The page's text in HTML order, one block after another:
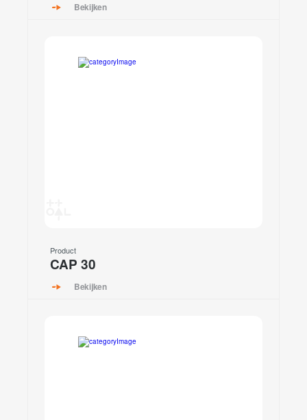
Bekijken
Product
CAP 30
Bekijken